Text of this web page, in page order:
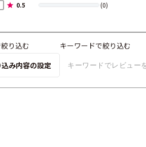
0.5 (0)
り込む
み内容の設定
キーワードで絞り込む